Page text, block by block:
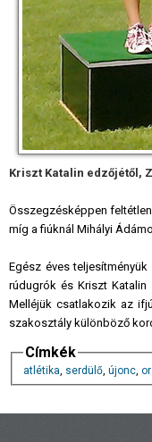
Kriszt Katalin edzőjétől,
Összegzésképpen
míg a fiúknál Mihályi
Egész éves
rúdugrók és Kriszt
Melléjük csatlakozik az
szakosztály különböző
Címkék
atlétika, serdülő, újonc,